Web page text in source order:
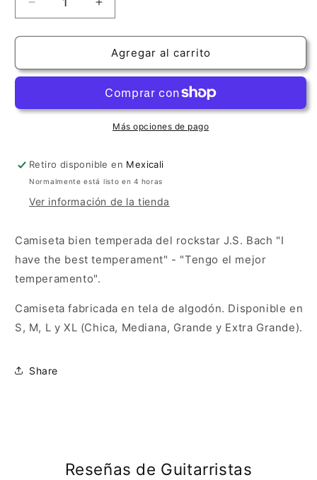
Reducir
cantidad
para
&quot;I
best
temperament&quot;
Aumentar
cantidad
para
Camiseta
&quot;I
the
best
temperament&quot;
Agregar al carrito
Más opciones de pago
Retiro disponible en Mexicali
Normalmente está listo en 4 horas
Ver información de la tienda
Camiseta bien temperada del rockstar J.S. Bach "I
have the best temperament" - "Tengo el mejor
temperamento".
Camiseta fabricada en tela de algodón. Disponible en
S, M, L y XL (Chica, Mediana, Grande y Extra Grande).
Share
Reseñas de Guitarristas